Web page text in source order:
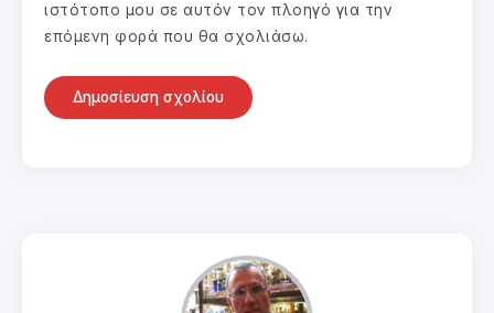
ιστότοπο μου σε αυτόν τον πλοηγό για την
επόμενη φορά που θα σχολιάσω.